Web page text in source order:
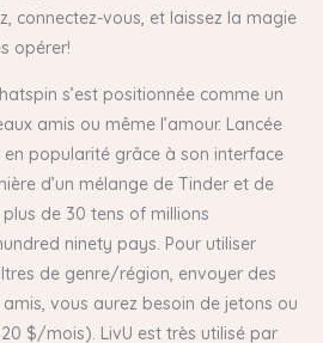
connectez-vous, et laissez la magie
opérer!
s’est positionnée comme un
amis ou même l’amour. Lancée
en popularité grâce à son interface
d’un mélange de Tinder et de
de 30 tens of millions
ninety pays. Pour utiliser
de genre/région, envoyer des
vous aurez besoin de jetons ou
$/mois). LivU est très utilisé par